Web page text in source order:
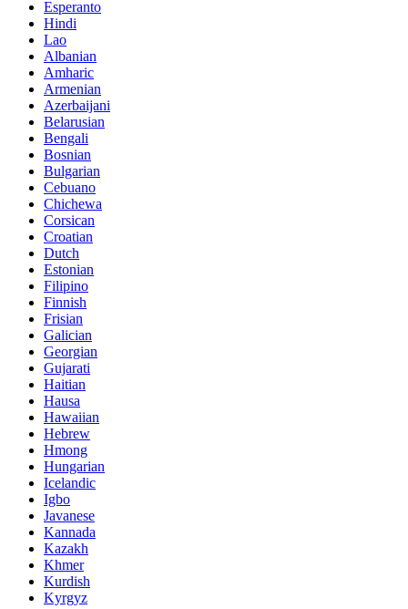
Esperanto
Hindi
Lao
Albanian
Amharic
Armenian
Azerbaijani
Belarusian
Bengali
Bosnian
Bulgarian
Cebuano
Chichewa
Corsican
Croatian
Dutch
Estonian
Filipino
Finnish
Frisian
Galician
Georgian
Gujarati
Haitian
Hausa
Hawaiian
Hebrew
Hmong
Hungarian
Icelandic
Igbo
Javanese
Kannada
Kazakh
Khmer
Kurdish
Kyrgyz